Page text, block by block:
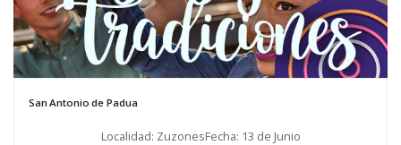
San Antonio de Padua
Localidad: ZuzonesFecha: 13 de Junio